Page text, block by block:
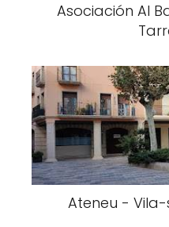
Asociación Al
Ateneu -